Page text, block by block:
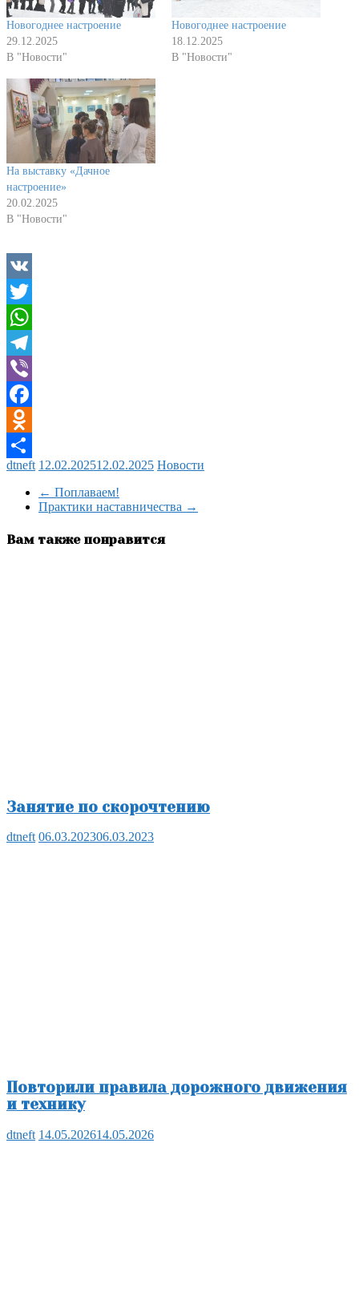
Новогоднее настроение
29.12.2025
В "Новости"
Новогоднее настроение
18.12.2025
В "Новости"
На выставку «Дачное
настроение»
20.02.2025
В "Новости"
VK
Twitter
WhatsApp
Telegram
Viber
Facebook
Odnoklassniki
Отправить
dtneft 12.02.202512.02.2025 Новости
← Поплаваем!
Практики наставничества →
Вам также понравится
Занятие по скорочтению
dtneft 06.03.202306.03.2023
Повторили правила дорожного движения
и технику
dtneft 14.05.202614.05.2026